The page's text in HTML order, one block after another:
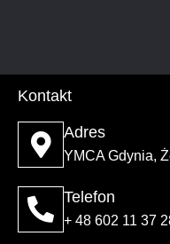
Kontakt
Adres
YMCA Gdynia,
Telefon
+ 48 602 11 37